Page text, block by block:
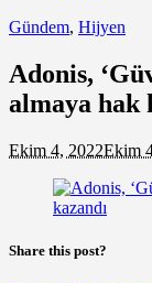
Gündem, Hijyen
Adonis,
almaya hak
Ekim 4, 2022Ekim
Share this post?